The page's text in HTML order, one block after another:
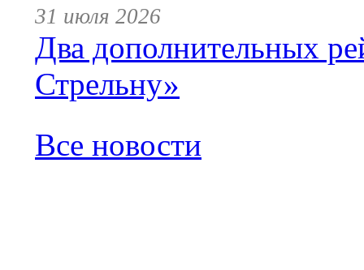
31 июля 2026
Два дополнительных
Стрельну»
Все новости